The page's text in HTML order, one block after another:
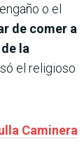
o el
de comer a
la
el religioso
Caminera